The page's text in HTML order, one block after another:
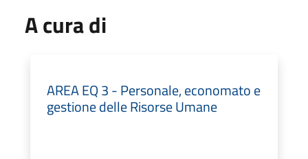
A cura di
AREA EQ 3 - Personale, economato e
gestione delle Risorse Umane